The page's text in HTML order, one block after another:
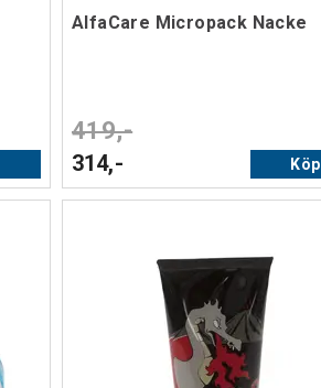
AlfaCare Micropack Nacke
419,-
314,- Köp